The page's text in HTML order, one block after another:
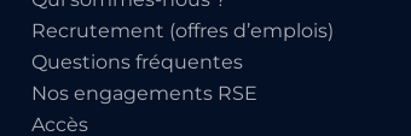
Recrutement (offres d’emplois)
Questions fréquentes
Nos engagements RSE
Accès